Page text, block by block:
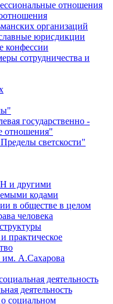
отношения
организаций
юрисдикции
конфессии
сотрудничества и
государственно -
отношения"
светскости"
и другими
кодами
в обществе в целом
человека
практическое
им. А.Сахарова
деятельность
деятельность
социальном